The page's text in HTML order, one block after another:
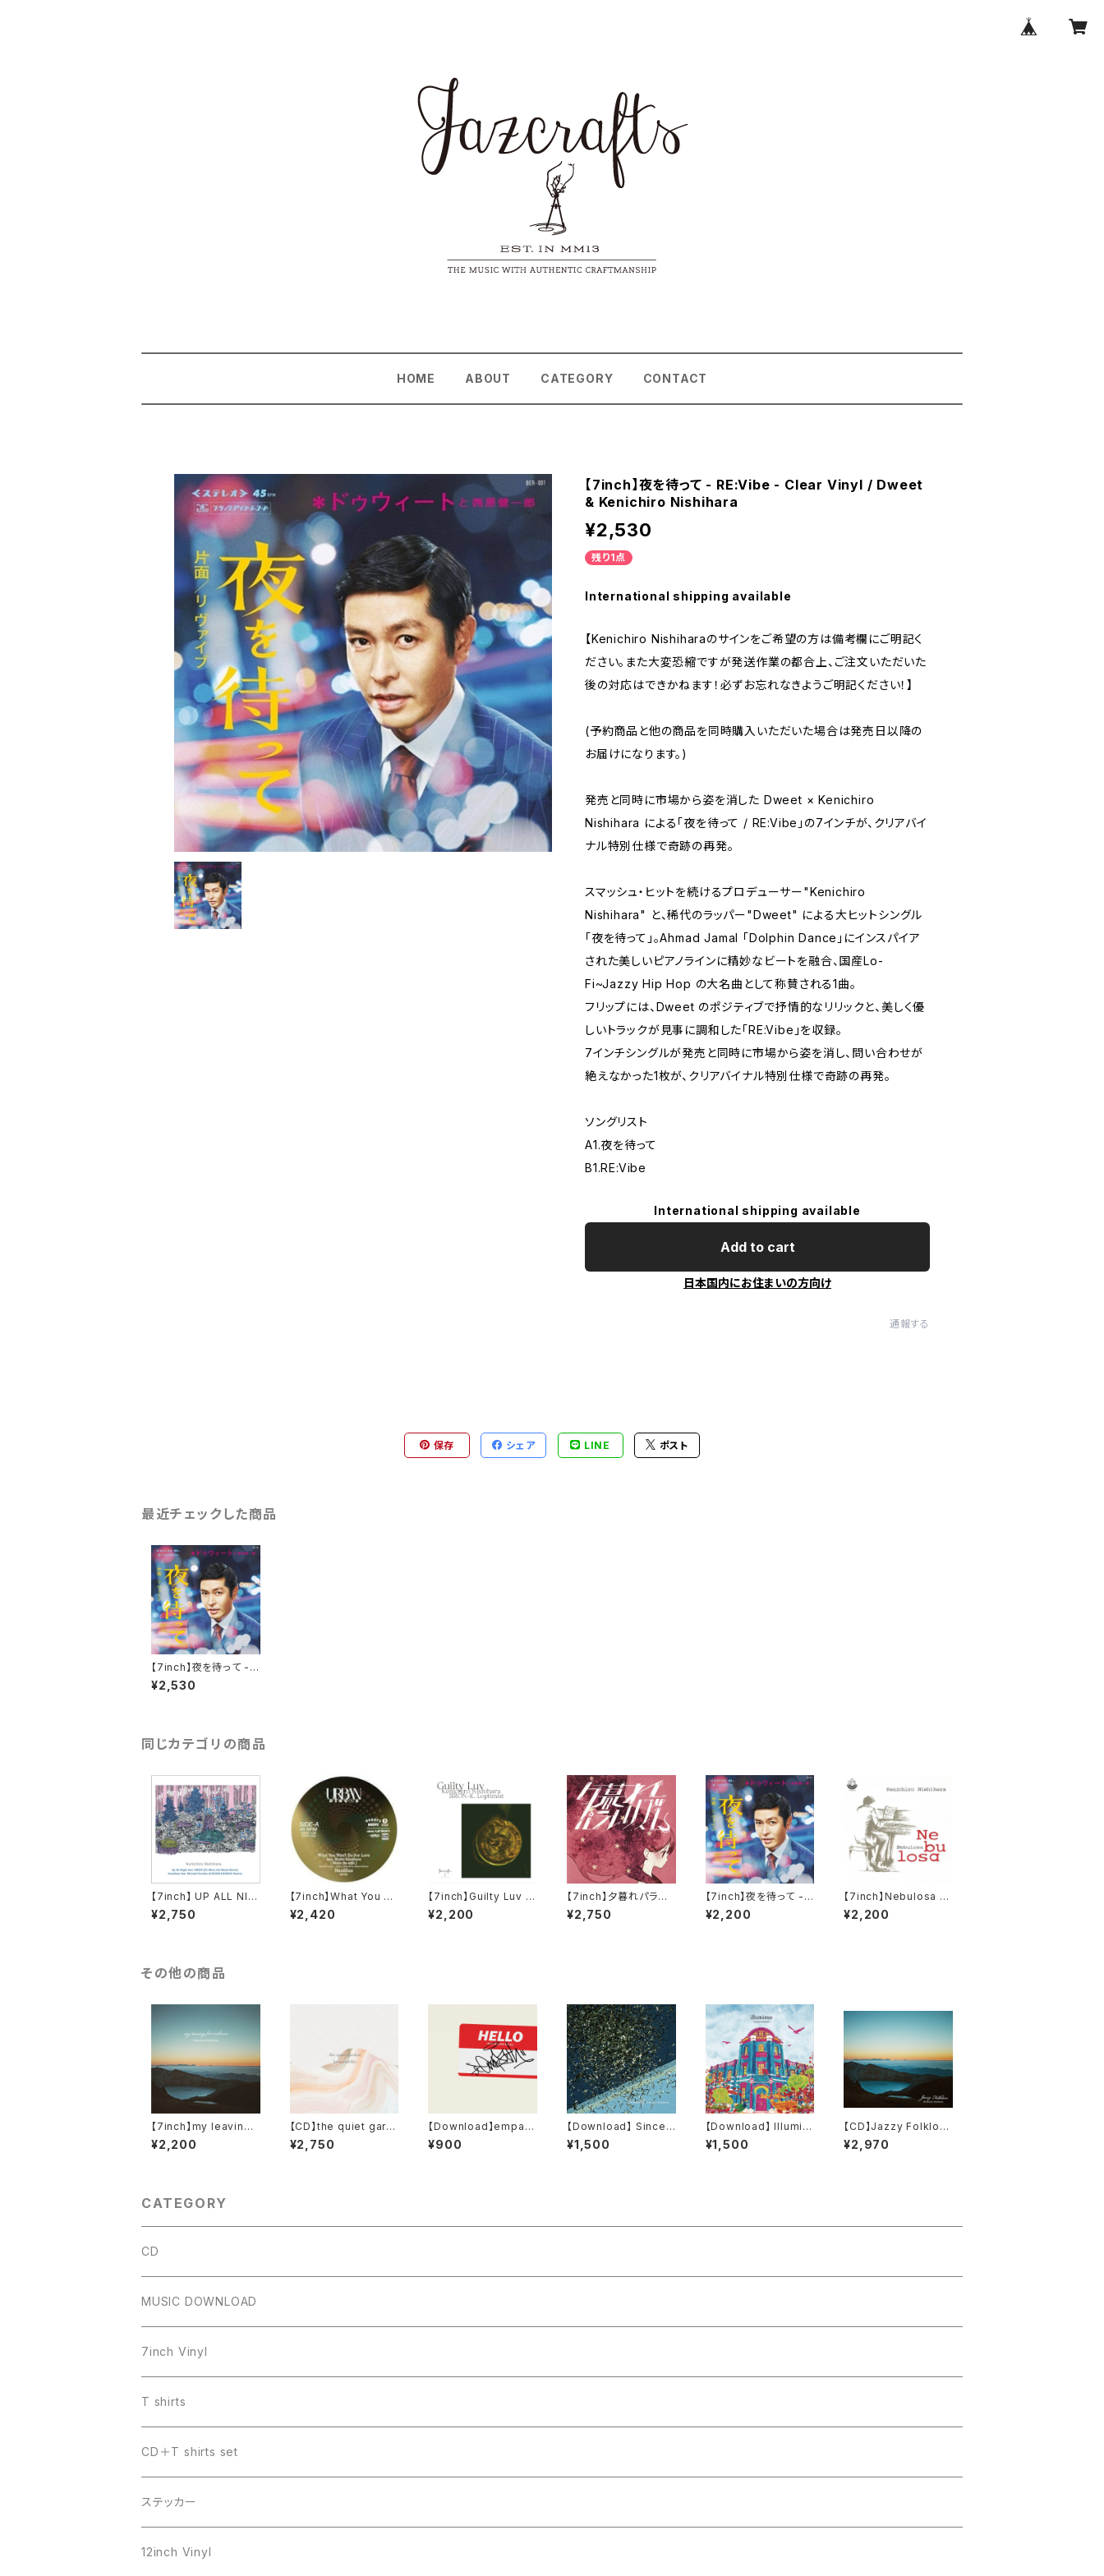
HOME ABOUT CATEGORY CONTACT
【7inch】夜を待って - RE:Vibe - Clear Vinyl / Dweet
& Kenichiro Nishihara
¥2,530
残り1点
International shipping available
【Kenichiro Nishiharaのサインをご希望の方は備考欄にご明記く
ださい。また大変恐縮ですが発送作業の都合上、ご注文いただいた
後の対応はできかねます！必ずお忘れなきようご明記ください！】
(予約商品と他の商品を同時購入いただいた場合は発売日以降の
お届けになります。)
発売と同時に市場から姿を消した Dweet × Kenichiro
Nishihara による「夜を待って / RE:Vibe」の7インチが、クリアバイ
ナル特別仕様で奇跡の再発。
スマッシュ・ヒットを続けるプロデューサー"Kenichiro
Nishihara" と、稀代のラッパー"Dweet" による大ヒットシングル
「夜を待って」。Ahmad Jamal 「Dolphin Dance」にインスパイア
された美しいピアノラインに精妙なビートを融合、国産Lo-
Fi~Jazzy Hip Hop の大名曲として称賛される1曲。
フリップには、Dweet のポジティブで抒情的なリリックと、美しく優
しいトラックが見事に調和した「RE:Vibe」を収録。
7インチシングルが発売と同時に市場から姿を消し、問い合わせが
絶えなかった1枚が、クリアバイナル特別仕様で奇跡の再発。
ソングリスト
A1.夜を待って
B1.RE:Vibe
International shipping available
Add to cart
日本国内にお住まいの方向け
通報する
保存 シェア LINE ポスト
最近チェックした商品
【7inch】夜を待って -
RE:Vibe - Clear Viny
l / Dweet & Kenichir
¥2,530
同じカテゴリの商品
【7inch】 UP ALL NIG
HT FEAT. SIRUP (DJ
MITSU THE BEATS
¥2,750
【7inch】What You W
on't Do For Love fe
at Ryuto Kasahara
¥2,420
【7inch】Guilty Luv (K
enichiro Nishihara R
emix)
¥2,200
【7inch】夕暮れパラレ
リズム / ESNO
¥2,750
【7inch】夜を待って -
RE:Vibe / Dweet & K
enichiro Nishihara
¥2,200
【7inch】Nebulosa /
Kenichiro Nishihara
¥2,200
その他の商品
【7inch】my leaving f
eat.mabanua - my l
eaving feat.mabanu
¥2,200
【CD】the quiet gard
en / Kose Noriko
¥2,750
【Download】empath
Instrumental / Kenic
hiro Nishihara =16bi
¥900
【Download】 Sincer
ely... (2024 Wax Alc
hemy Remastered)
¥1,500
【Download】 Illumin
us (2024 Wax Alche
my Remastered) 16
¥1,500
【CD】Jazzy Folklore
/ Kenichiro Nishihar
a
¥2,970
CATEGORY
CD
MUSIC DOWNLOAD
7inch Vinyl
T shirts
CD＋T shirts set
ステッカー
12inch Vinyl